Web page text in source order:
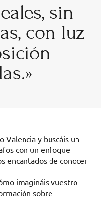
sin
con luz
Valencia y buscáis un
con un enfoque
encantados de conocer
imagináis vuestro
sobre